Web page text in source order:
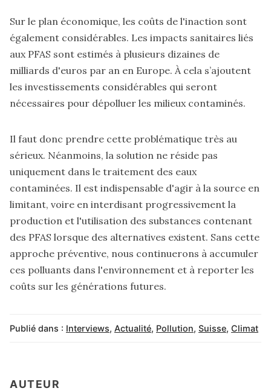
Sur le plan économique, les coûts de l'inaction sont
également considérables. Les impacts sanitaires liés
aux PFAS sont estimés à plusieurs dizaines de
milliards d'euros par an en Europe. À cela s’ajoutent
les investissements considérables qui seront
nécessaires pour dépolluer les milieux contaminés.
Il faut donc prendre cette problématique très au
sérieux. Néanmoins, la solution ne réside pas
uniquement dans le traitement des eaux
contaminées. Il est indispensable d'agir à la source en
limitant, voire en interdisant progressivement la
production et l'utilisation des substances contenant
des PFAS lorsque des alternatives existent. Sans cette
approche préventive, nous continuerons à accumuler
ces polluants dans l'environnement et à reporter les
coûts sur les générations futures.
Publié dans : Interviews, Actualité, Pollution, Suisse, Climat
AUTEUR